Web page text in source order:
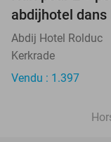
abdijhotel dans
Abdij Hotel Rolduc
Kerkrade
Vendu : 1.397